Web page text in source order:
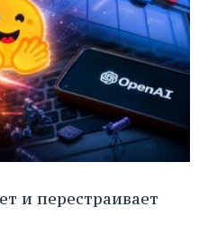
и перестраивает